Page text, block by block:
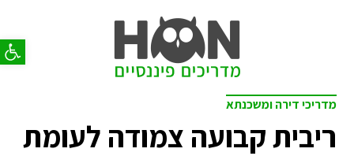
פתח
מדריכי דירה ומשכנתא
ריבית קבועה צמודה לעומת